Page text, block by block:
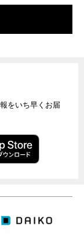
をいち早くお届